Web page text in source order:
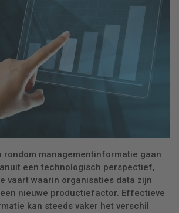
rondom managementinformatie gaan
een technologisch perspectief,
vaart waarin organisaties data zijn
nieuwe productiefactor. Effectieve
kan steeds vaker het verschil